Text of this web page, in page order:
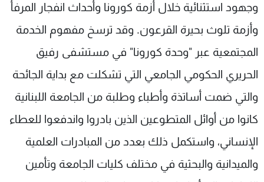
وجهود استثنائية خلال أزمة كورونا وأحداث انفجار المرفأ
وأزمة تلوث بحيرة القرعون. وقد ترسخ مفهوم الخدمة
المجتمعية عبر "وحدة كورونا" في مستشفى رفيق
الحريري الحكومي الجامعي التي تشكلت مع بداية الجائحة
والتي ضمت أساتذة وأطباء وطلبة من الجامعة اللبنانية
كانوا من أوائل المتطوعين الذين بادروا واندفعوا للعطاء
الإنساني، واستكمل ذلك بعدد من المبادرات العلمية
والميدانية والبحثية في مختلف كليات الجامعة وتأمين